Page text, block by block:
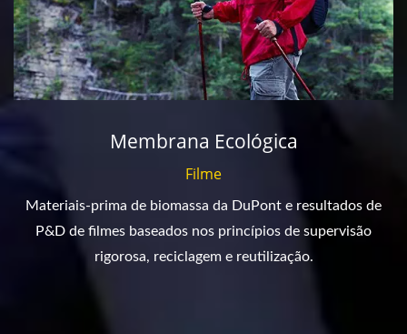
Membrana Ecológica
Filme
Materiais-prima de biomassa da DuPont e resultados de
P&D de filmes baseados nos princípios de supervisão
rigorosa, reciclagem e reutilização.